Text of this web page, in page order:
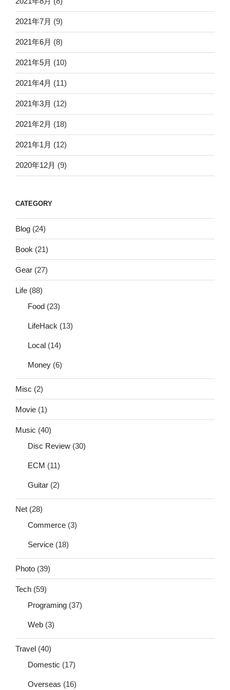
2021年7月 (9)
2021年6月 (8)
2021年5月 (10)
2021年4月 (11)
2021年3月 (12)
2021年2月 (18)
2021年1月 (12)
2020年12月 (9)
CATEGORY
Blog (24)
Book (21)
Gear (27)
Life (88)
Food (23)
LifeHack (13)
Local (14)
Money (6)
Misc (2)
Movie (1)
Music (40)
Disc Review (30)
ECM (11)
Guitar (2)
Net (28)
Commerce (3)
Service (18)
Photo (39)
Tech (59)
Programing (37)
Web (3)
Travel (40)
Domestic (17)
Overseas (16)